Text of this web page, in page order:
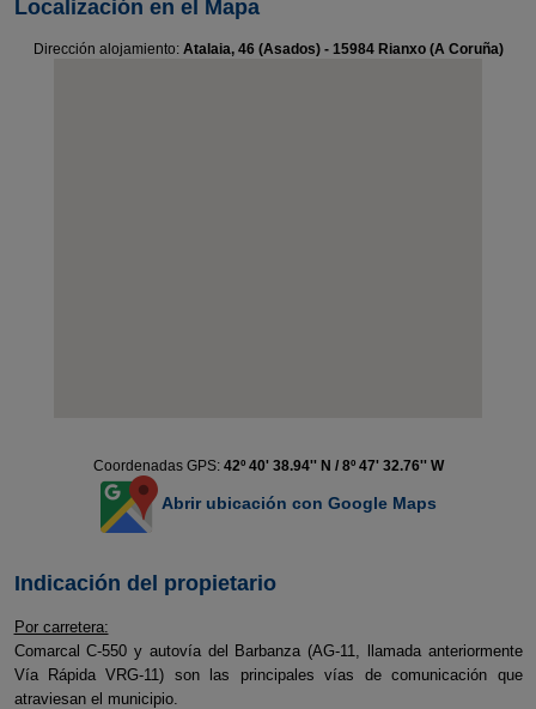
Localización en el Mapa
Dirección alojamiento: Atalaia, 46 (Asados) - 15984 Rianxo (A Coruña)
Coordenadas GPS: 42º 40' 38.94'' N / 8º 47' 32.76'' W
Abrir ubicación con Google Maps
Indicación del propietario
Por carretera:
Comarcal C-550 y autovía del Barbanza (AG-11, llamada anteriormente
Vía Rápida VRG-11) son las principales vías de comunicación que
atraviesan el municipio.